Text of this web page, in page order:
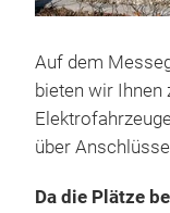
Auf dem
bieten wir
über
Da die Plätze